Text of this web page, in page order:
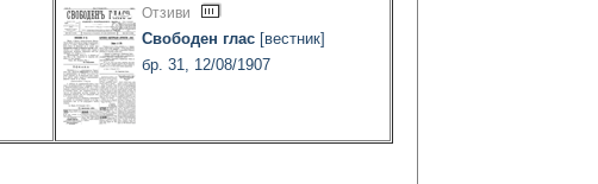
Отзиви
Свободен глас [вестник]
бр. 31, 12/08/1907